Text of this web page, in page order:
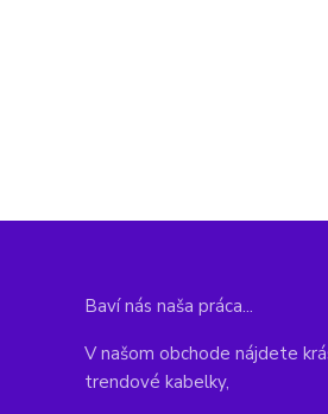
Baví nás naša práca...
V našom obchode nájdete
trendové kabelky,